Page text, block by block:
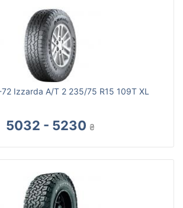
Izzarda A/T 2 235/75 R15 109T XL
5032 - 5230 ₴